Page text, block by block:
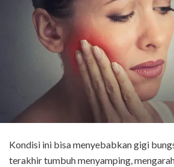
Kondisi ini bisa menyebabkan gigi
terakhir tumbuh menyamping,